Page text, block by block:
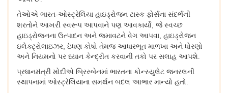
તેઓએ ભારત-ઓસ્ટ્રેલિયા હાઇડ્રોજન ટાસ્ક ફોર્સના સંદર્ભની
શરતોને આખરી સ્વરૂપ આપવાને પણ આવકાર્યો, જે સ્વચ્છ
હાઇડ્રોજનના ઉત્પાદન અને જમાવટને વેગ આપવા, હાઇડ્રોજન
ઇલેક્ટ્રોલાઇઝર, ઇંધણ કોષો તેમજ આધારભૂત માળખા અને ધોરણો
અને નિયમનો પર ધ્યાન કેન્દ્રીત કરવાની તકો પર સલાહ આપશે.
પ્રધાનમંત્રી મોદીએ બ્રિસ્બેનમાં ભારતના કોન્સ્યુલેટ જનરલની
સ્થાપનામાં ઓસ્ટ્રેલિયાના સમર્થન બદલ આભાર માન્યો હતો.